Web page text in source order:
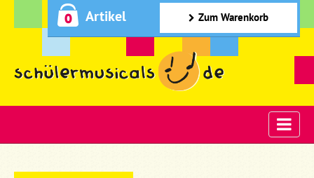
0 Artikel Zum Warenkorb